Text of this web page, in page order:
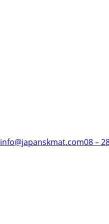
info@japanskmat.com08 –